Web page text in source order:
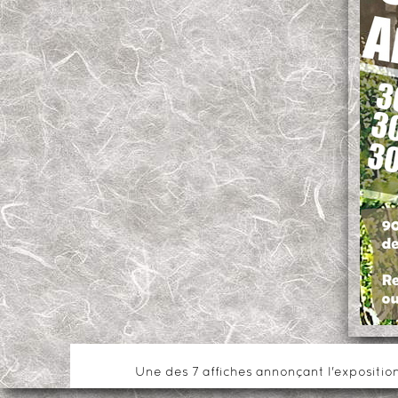
Une des 7 affiches annonçant